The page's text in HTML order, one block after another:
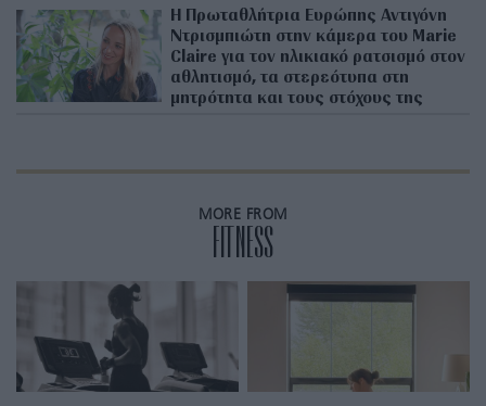
Η Πρωταθλήτρια Ευρώπης Αντιγόνη
Ντρισμπιώτη στην κάμερα του Marie
Claire για τον ηλικιακό ρατσισμό στον
αθλητισμό, τα στερεότυπα στη
μητρότητα και τους στόχους της
MORE FROM
FITNESS